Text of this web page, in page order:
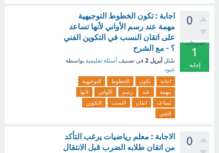
0
تصويتات
1
إجابة
اجابة : تكون الخطوط التوجيهية
مهمة عند رسم الأواني لأنها تساعد
على اتقان النسب في التكوين الفني
؟ - مع الشرح
سُئل أبريل 2 في تصنيف أسئلة تعليمية بواسطة
عبود
اجابة تكون الخطوط
التوجيهية
مهمة
عند رسم الأواني
لأنها
تساعد
اتقان النسب
التكوين
الفني
0
الاجابة : معلم رياضيات يرغب التأكد
من اتقان طلابه الضرب قبل الانتقال